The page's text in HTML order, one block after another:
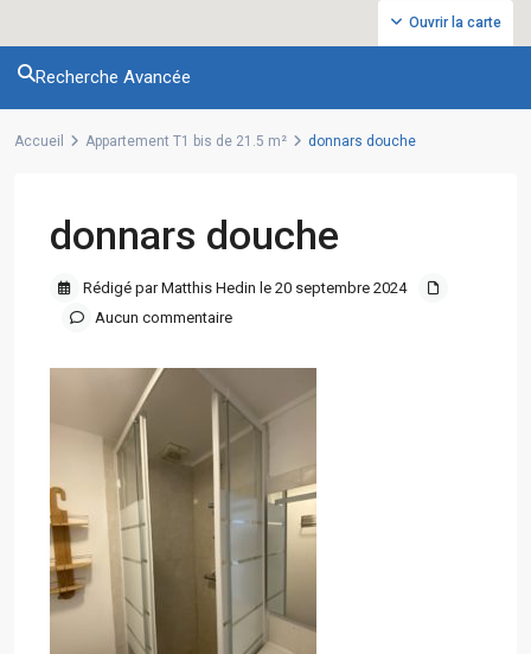
Ouvrir la carte
Recherche Avancée
Accueil Appartement T1 bis de 21.5 m² donnars douche
donnars douche
Rédigé par Matthis Hedin le 20 septembre 2024
Aucun commentaire